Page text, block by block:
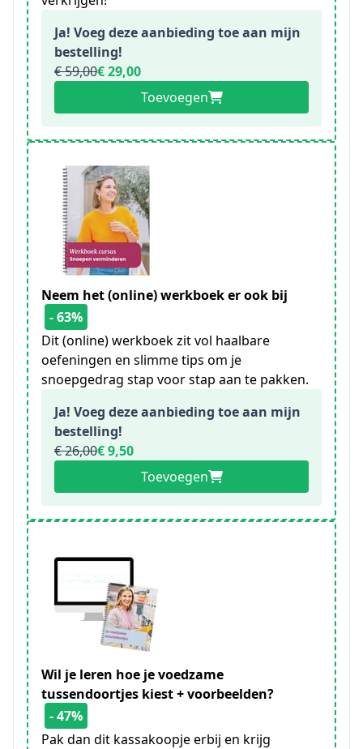
Ja! Voeg deze aanbieding toe aan mijn
bestelling!
€ 59,00€ 29,00
Toevoegen
Neem het (online) werkboek er ook bij
- 63%
Dit (online) werkboek zit vol haalbare
oefeningen en slimme tips om je
snoepgedrag stap voor stap aan te pakken.
Ja! Voeg deze aanbieding toe aan mijn
bestelling!
€ 26,00€ 9,50
Toevoegen
Wil je leren hoe je voedzame
tussendoortjes kiest + voorbeelden?
- 47%
Pak dan dit kassakoopje erbij en krijg